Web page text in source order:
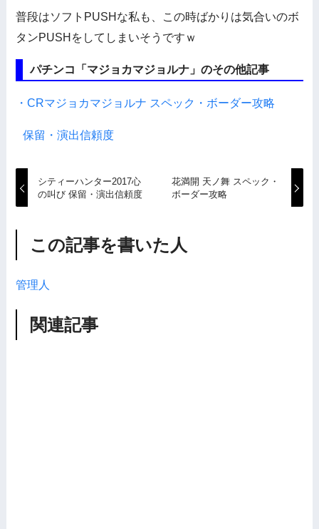
普段はソフトPUSHな私も、この時ばかりは気合いのボ
タンPUSHをしてしまいそうですｗ
パチンコ「マジョカマジョルナ」のその他記事
・CRマジョカマジョルナ スペック・ボーダー攻略
保留・演出信頼度
シティーハンター2017心
の叫び 保留・演出信頼度
花満開 天ノ舞 スペック・
ボーダー攻略
この記事を書いた人
管理人
関連記事